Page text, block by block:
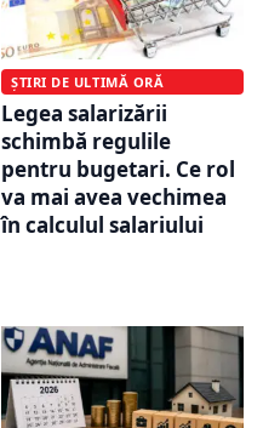
ȘTIRI DE ULTIMĂ ORĂ
Legea salarizării
schimbă regulile
pentru bugetari. Ce rol
va mai avea vechimea
în calculul salariului